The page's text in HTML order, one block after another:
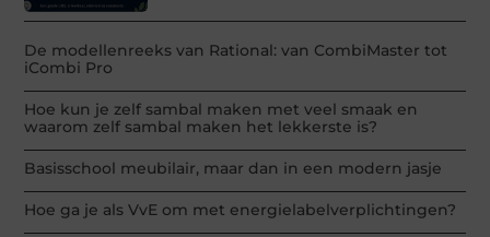
De modellenreeks van Rational: van CombiMaster tot
iCombi Pro
Hoe kun je zelf sambal maken met veel smaak en
waarom zelf sambal maken het lekkerste is?
Basisschool meubilair, maar dan in een modern jasje
Hoe ga je als VvE om met energielabelverplichtingen?